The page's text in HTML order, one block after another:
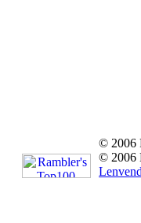
© 2006
© 2006